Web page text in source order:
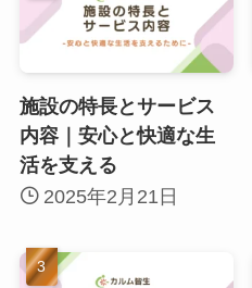
施設の特長とサービス
内容｜安心と快適な生
活を支える
2025年2月21日